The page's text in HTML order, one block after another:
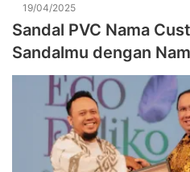
19/04/2025
Sandal PVC Nama
Sandalmu dengan